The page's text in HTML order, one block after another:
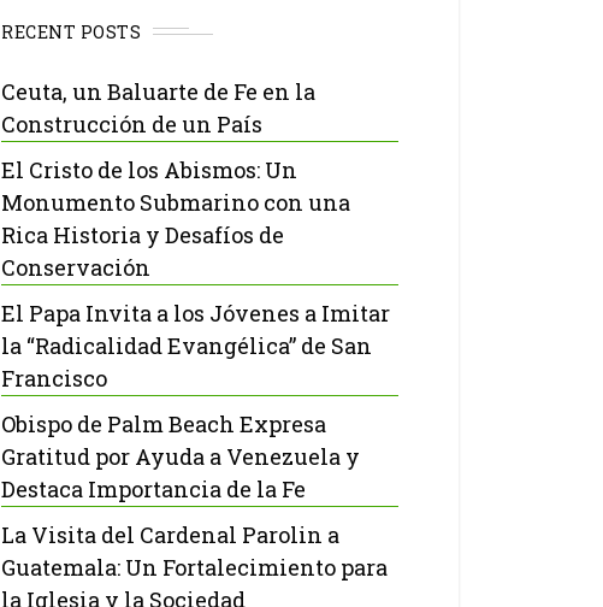
RECENT POSTS
Ceuta, un Baluarte de Fe en la
Construcción de un País
El Cristo de los Abismos: Un
Monumento Submarino con una
Rica Historia y Desafíos de
Conservación
El Papa Invita a los Jóvenes a Imitar
la “Radicalidad Evangélica” de San
Francisco
Obispo de Palm Beach Expresa
Gratitud por Ayuda a Venezuela y
Destaca Importancia de la Fe
La Visita del Cardenal Parolin a
Guatemala: Un Fortalecimiento para
la Iglesia y la Sociedad